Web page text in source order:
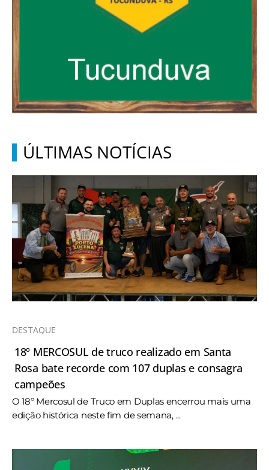
ÚLTIMAS NOTÍCIAS
DESTAQUE
18º MERCOSUL de truco realizado em Santa
Rosa bate recorde com 107 duplas e consagra
campeões
O 18º Mercosul de Truco em Duplas encerrou mais uma
edição histórica neste fim de semana, ...